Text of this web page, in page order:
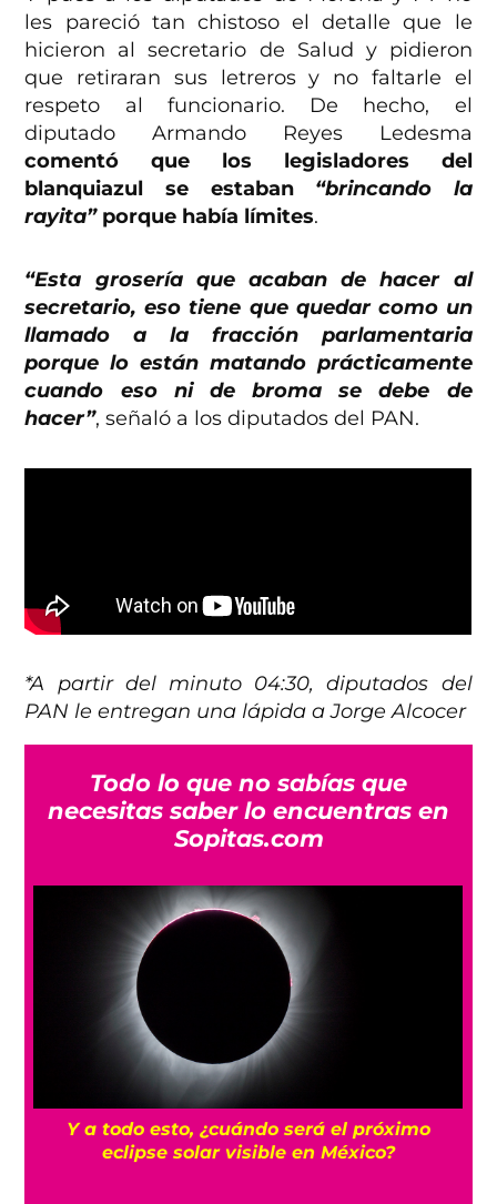
les pareció tan chistoso el detalle que le
hicieron al secretario de Salud y pidieron
que retiraran sus letreros y no faltarle el
respeto al funcionario. De hecho, el
diputado Armando Reyes Ledesma
comentó que los legisladores del
blanquiazul se estaban “brincando la
rayita”porque había límites.
“Esta grosería que acaban de hacer al
secretario, eso tiene que quedar como un
llamado a la fracción parlamentaria
porque lo están matando prácticamente
cuando eso ni de broma se debe de
hacer”, señaló a los diputados del PAN.
*A partir del minuto 04:30, diputados del
PAN le entregan una lápida a Jorge Alcocer
Todo lo que no sabías que
necesitas saber lo encuentras en
Sopitas.com
Y a todo esto, ¿cuándo será el próximo
eclipse solar visible en México?